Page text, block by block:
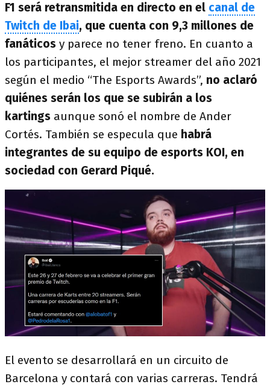
F1 será retransmitida en directo en el canal de
Twitch de Ibai, que cuenta con 9,3 millones de
fanáticos y parece no tener freno. En cuanto a
los participantes, el mejor streamer del año 2021
según el medio “The Esports Awards”, no aclaró
quiénes serán los que se subirán a los
kartings aunque sonó el nombre de Ander
Cortés. También se especula que habrá
integrantes de su equipo de esports KOI, en
sociedad con Gerard Piqué.
El evento se desarrollará en un circuito de
Barcelona y contará con varias carreras. Tendrá